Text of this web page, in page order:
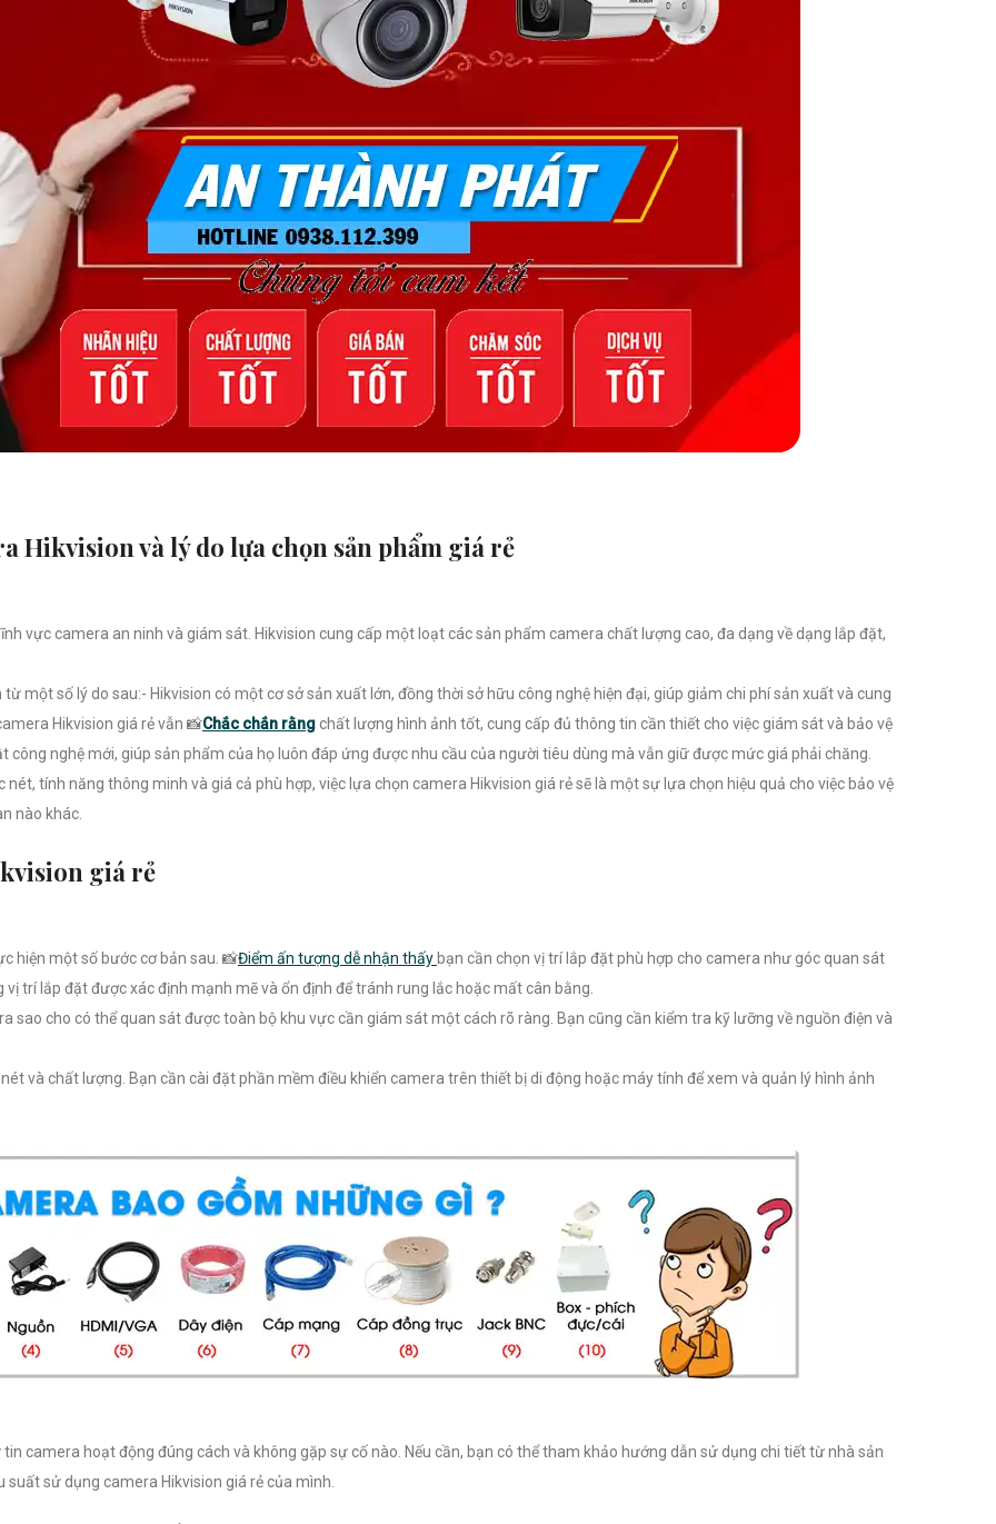
Hikvision và lý do lựa chọn sản phẩm giá rẻ
vực camera an ninh và giám sát. Hikvision cung cấp một loạt các sản phẩm camera chất lượng cao, đa dạng về dạng lắp đặt,
một số lý do sau:- Hikvision có một cơ sở sản xuất lớn, đồng thời sở hữu công nghệ hiện đại, giúp giảm chi phí sản xuất và cung
Hikvision giá rẻ vẫn 📸Chắc chắn rằngchất lượng hình ảnh tốt, cung cấp đủ thông tin cần thiết cho việc giám sát và bảo vệ
công nghệ mới, giúp sản phẩm của họ luôn đáp ứng được nhu cầu của người tiêu dùng mà vẫn giữ được mức giá phải chăng.
tính năng thông minh và giá cả phù hợp, việc lựa chọn camera Hikvision giá rẻ sẽ là một sự lựa chọn hiệu quả cho việc bảo vệ
nào khác.
giá rẻ
hiện một số bước cơ bản sau. 📸Điểm ấn tượng dễ nhận thấybạn cần chọn vị trí lắp đặt phù hợp cho camera như góc quan sát
vị trí lắp đặt được xác định mạnh mẽ và ổn định để tránh rung lắc hoặc mất cân bằng.
sao cho có thể quan sát được toàn bộ khu vực cần giám sát một cách rõ ràng. Bạn cũng cần kiểm tra kỹ lưỡng về nguồn điện và
và chất lượng. Bạn cần cài đặt phần mềm điều khiển camera trên thiết bị di động hoặc máy tính để xem và quản lý hình ảnh
camera hoạt động đúng cách và không gặp sự cố nào. Nếu cần, bạn có thể tham khảo hướng dẫn sử dụng chi tiết từ nhà sản
sử dụng camera Hikvision giá rẻ của mình.